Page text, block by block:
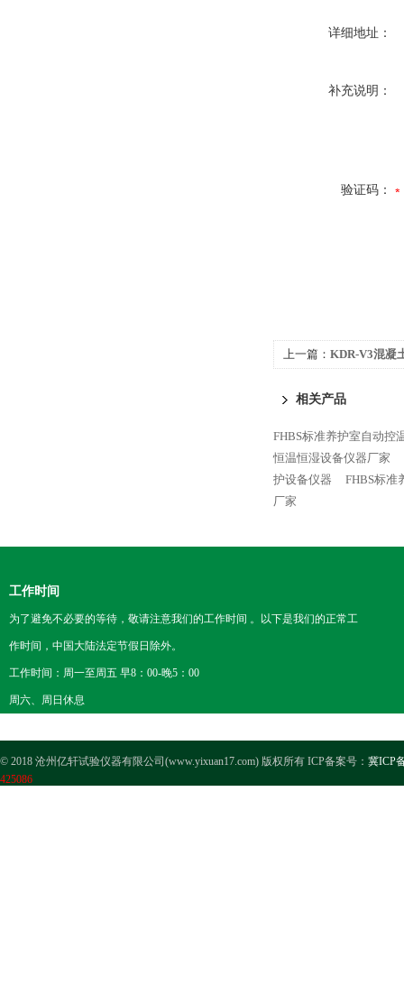
详细地址：
补充说明：
验证码：
上一篇： KDR-V3混凝
相关产品
FHBS标准养护室自动控
恒温恒湿设备仪器厂家
护设备仪器
FHBS标准
厂家
工作时间
为了避免不必要的等待，敬请注意我们的工作时间 。以下是我们的正常工
作时间，中国大陆法定节假日除外。
工作时间：周一至周五 早8：00-晚5：00
周六、周日休息
© 2018 沧州亿轩试验仪器有限公司(www.yixuan17.com) 版权所有 ICP备案号： 冀ICP
425086